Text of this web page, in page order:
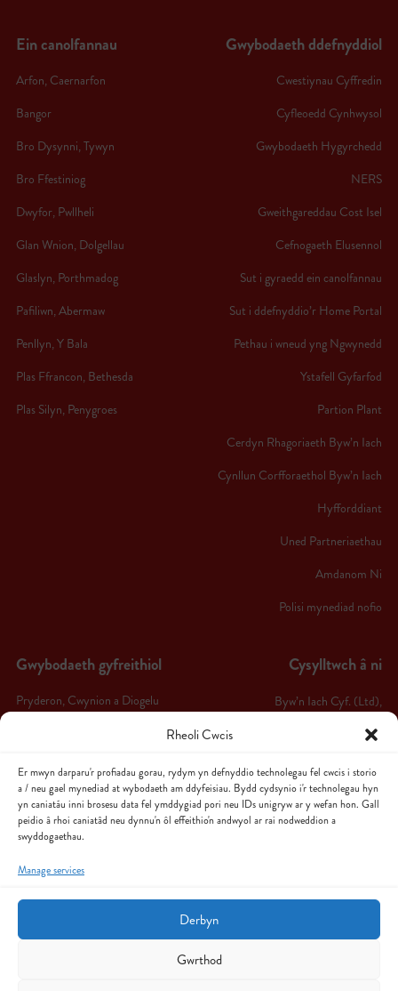
Rheoli Cwcis
Er mwyn darparu'r profiadau gorau, rydym yn defnyddio technolegau fel cwcis i storio
a / neu gael mynediad at wybodaeth am ddyfeisiau. Bydd cydsynio i'r technolegau hyn
yn caniatáu inni brosesu data fel ymddygiad pori neu IDs unigryw ar y wefan hon. Gall
peidio â rhoi caniatâd neu dynnu'n ôl effeithio'n andwyol ar rai nodweddion a
swyddogaethau.
Manage services
Derbyn
Gwrthod
Ein canolfannau
Arfon, Caernarfon
Bangor
Bro Dysynni, Tywyn
Bro Ffestiniog
Dwyfor, Pwllheli
Glan Wnion, Dolgellau
Glaslyn, Porthmadog
Pafiliwn, Abermaw
Penllyn, Y Bala
Plas Ffrancon, Bethesda
Plas Silyn, Penygroes
Gwybodaeth ddefnyddiol
Cwestiynau Cyffredin
Cyfleoedd Cynhwysol
Gwybodaeth Hygyrchedd
NERS
Gweithgareddau Cost Isel
Cefnogaeth Elusennol
Sut i gyraedd ein canolfannau
Sut i ddefnyddio’r Home Portal
Pethau i wneud yng Ngwynedd
Ystafell Gyfarfod
Partion Plant
Cerdyn Rhagoriaeth Byw’n Iach
Cynllun Corfforaethol Byw’n Iach
Hyfforddiant
Uned Partneriaethau
Amdanom Ni
Polisi mynediad nofio
Gwybodaeth gyfreithiol
Pryderon, Cwynion a Diogelu
Hysbysiad Preifatrwydd
Polisi Cwcis
Polisi Canslo Aelodaeth & Chyfnod
Cysylltwch â ni
Byw’n Iach Cyf. (Ltd),
Byw’n Iach Arfon,
Caernarfon,
LL55 1HW